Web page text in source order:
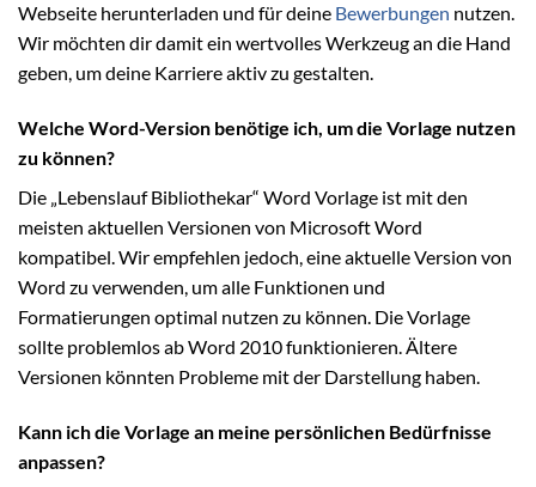
Webseite herunterladen und für deine Bewerbungen nutzen.
Wir möchten dir damit ein wertvolles Werkzeug an die Hand
geben, um deine Karriere aktiv zu gestalten.
Welche Word-Version benötige ich, um die Vorlage nutzen
zu können?
Die „Lebenslauf Bibliothekar“ Word Vorlage ist mit den
meisten aktuellen Versionen von Microsoft Word
kompatibel. Wir empfehlen jedoch, eine aktuelle Version von
Word zu verwenden, um alle Funktionen und
Formatierungen optimal nutzen zu können. Die Vorlage
sollte problemlos ab Word 2010 funktionieren. Ältere
Versionen könnten Probleme mit der Darstellung haben.
Kann ich die Vorlage an meine persönlichen Bedürfnisse
anpassen?